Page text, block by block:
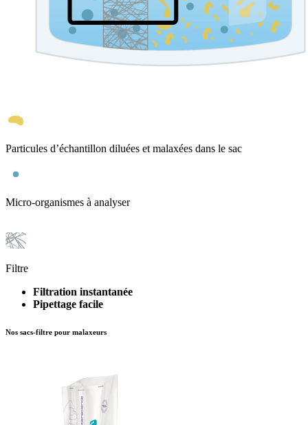
Particules d’échantillon diluées et malaxées dans le sac
Micro-organismes à analyser
Filtre
Filtration instantanée
Pipettage facile
Nos sacs-filtre pour malaxeurs